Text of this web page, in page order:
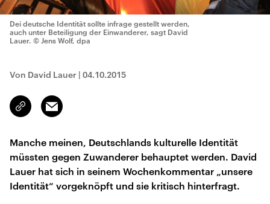
Dei deutsche Identität sollte infrage gestellt werden,
auch unter Beteiligung der Einwanderer, sagt David
Lauer. © Jens Wolf, dpa
Von David Lauer | 04.10.2015
Link
kopieren/teilen
Email
Manche meinen, Deutschlands kulturelle Identität
müssten gegen Zuwanderer behauptet werden. David
Lauer hat sich in seinem Wochenkommentar „unsere
Identität“ vorgeknöpft und sie kritisch hinterfragt.